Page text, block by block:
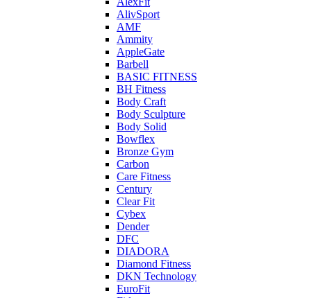
AlivSport
AMF
Ammity
AppleGate
Barbell
BASIC FITNESS
BH Fitness
Body Craft
Body Sculpture
Body Solid
Bowflex
Bronze Gym
Carbon
Care Fitness
Century
Clear Fit
Cybex
Dender
DFC
DIADORA
Diamond Fitness
DKN Technology
EuroFit